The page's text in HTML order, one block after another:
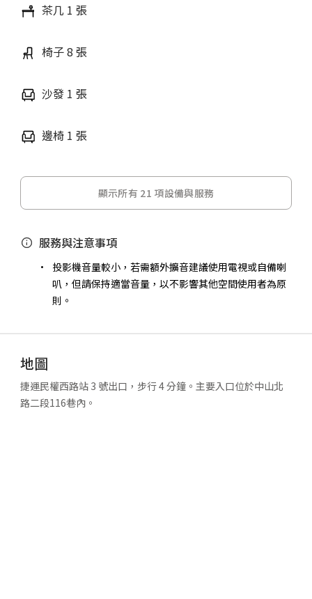
茶几 1 張
椅子 8 張
沙發 1 張
邊椅 1 張
顯示所有 21 項設備與服務
服務與注意事項
投影機音量較小，若需額外擴音建議使用電視或自備喇
叭，但請保持適當音量，以不影響其他空間使用者為原
則。
地圖
捷運民權西路站 3 號出口，步行 4 分鐘。主要入口位於中山北
路二段116巷內。